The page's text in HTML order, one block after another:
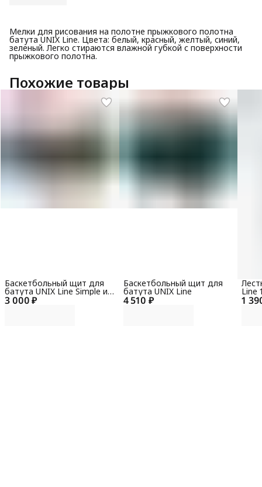
Мелки для рисования на полотне прыжкового полотна
батута UNIX Line. Цвета: белый, красный, желтый, синий,
зеленый. Легко стираются влажной губкой с поверхности
прыжкового полотна.
Похожие товары
3 000 ₽
Баскетбольный щит для
батута UNIX Line Simple и
Классик / Classic 4 510 ₽
Баскетбольный щит для
батута UNIX Line
1
Line
488